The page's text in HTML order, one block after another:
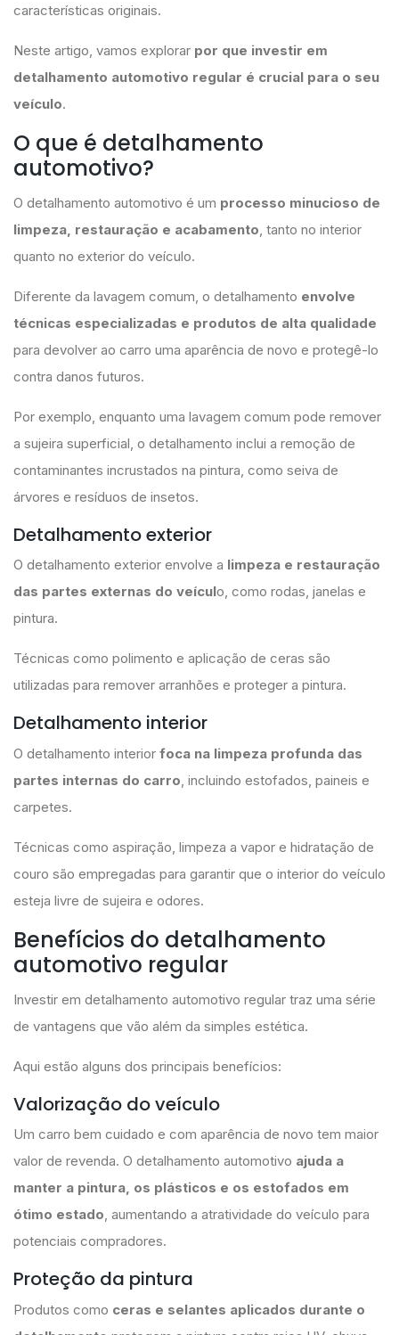
características originais.
Neste artigo, vamos explorar por que investir em
detalhamento automotivo regular é crucial para o seu
veículo.
O que é detalhamento
automotivo?
O detalhamento automotivo é um processo minucioso de
limpeza, restauração e acabamento , tanto no interior
quanto no exterior do veículo.
Diferente da lavagem comum, o detalhamento envolve
técnicas especializadas e produtos de alta qualidade
para devolver ao carro uma aparência de novo e protegê-lo
contra danos futuros.
Por exemplo, enquanto uma lavagem comum pode remover
a sujeira superficial, o detalhamento inclui a remoção de
contaminantes incrustados na pintura, como seiva de
árvores e resíduos de insetos.
Detalhamento exterior
O detalhamento exterior envolve a limpeza e restauração
das partes externas do veículo, como rodas, janelas e
pintura.
Técnicas como polimento e aplicação de ceras são
utilizadas para remover arranhões e proteger a pintura.
Detalhamento interior
O detalhamento interior foca na limpeza profunda das
partes internas do carro , incluindo estofados, paineis e
carpetes.
Técnicas como aspiração, limpeza a vapor e hidratação de
couro são empregadas para garantir que o interior do veículo
esteja livre de sujeira e odores.
Benefícios do detalhamento
automotivo regular
Investir em detalhamento automotivo regular traz uma série
de vantagens que vão além da simples estética.
Aqui estão alguns dos principais benefícios:
Valorização do veículo
Um carro bem cuidado e com aparência de novo tem maior
valor de revenda. O detalhamento automotivo ajuda a
manter a pintura, os plásticos e os estofados em
ótimo estado, aumentando a atratividade do veículo para
potenciais compradores.
Proteção da pintura
Produtos como ceras e selantes aplicados durante o